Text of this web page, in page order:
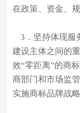
在政策、资金、
3．坚持体现服
建设主体之间的
效“零距离”的商
商部门和市场监
实施商标品牌战